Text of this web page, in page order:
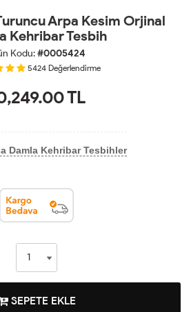
Arpa Kesim Orjinal
Kehribar Tesbih
Kodu:#0005424
5424 Değerlendirme
TL
Damla Kehribar Tesbihler
SEPETE EKLE